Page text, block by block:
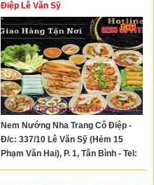
Điệp Lê Văn Sỹ
Nem Nướng Nha Trang Cô Điệp -
Đ/c: 337/10 Lê Văn Sỹ (Hẻm 15
Phạm Văn Hai), P. 1, Tân Bình - Tel:
0933225367